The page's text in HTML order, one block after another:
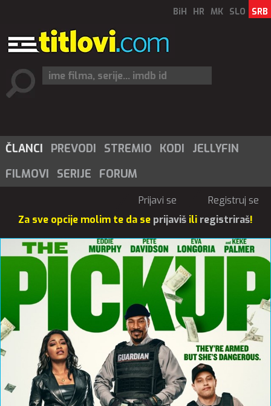
BiH HR MK SLO SRB
ČLANCI PREVODI STREMIO KODI
JELLYFIN
FILMOVI
SERIJE FORUM
Prijavi se
Registruj se
Za sve opcije molim te da se prijaviš ili registriraš!